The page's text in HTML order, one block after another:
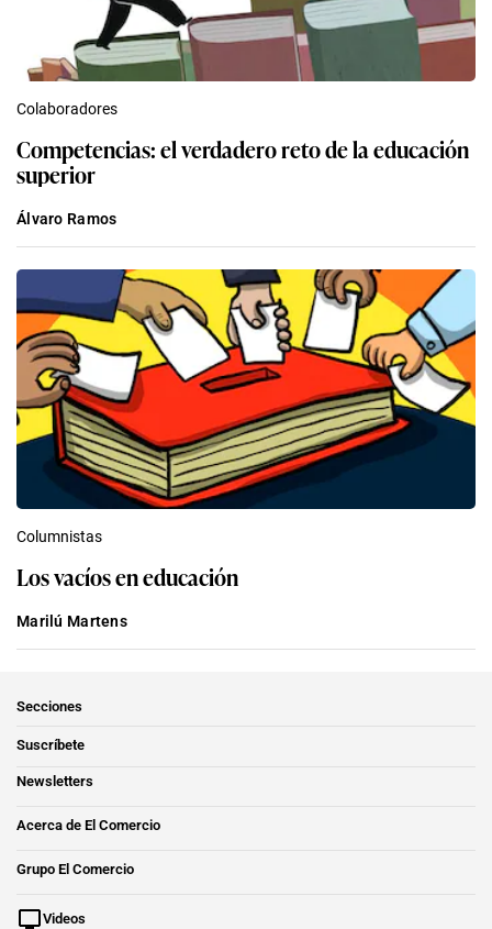
Colaboradores
Competencias: el verdadero reto de la educación
superior
Álvaro Ramos
Columnistas
Los vacíos en educación
Marilú Martens
Secciones
Suscríbete
Newsletters
Acerca de El Comercio
Grupo El Comercio
Videos